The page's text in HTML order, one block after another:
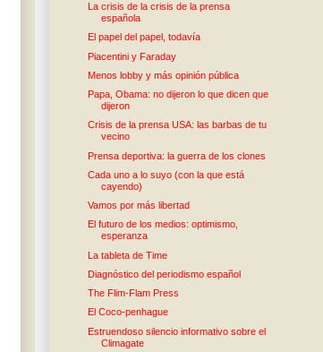
La crisis de la crisis de la prensa
española
El papel del papel, todavía
Piacentini y Faraday
Menos lobby y más opinión pública
Papa, Obama: no dijeron lo que dicen que
dijeron
Crisis de la prensa USA: las barbas de tu
vecino
Prensa deportiva: la guerra de los clones
Cada uno a lo suyo (con la que está
cayendo)
Vamos por más libertad
El futuro de los medios: optimismo,
esperanza
La tableta de Time
Diagnóstico del periodismo español
The Flim-Flam Press
El Coco-penhague
Estruendoso silencio informativo sobre el
Climagate